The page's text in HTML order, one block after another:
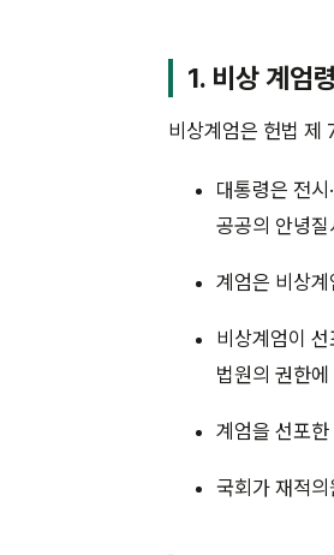
1. 비상 계엄
비상계엄은 헌법 제
대통령은 전
공공의 안녕
계엄은 비상
비상계엄이
법원의 권한
계엄을 선포
국회가 재적